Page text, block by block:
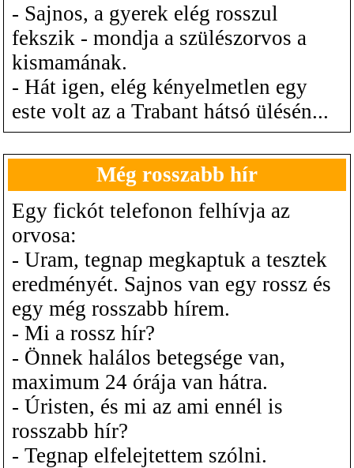
- Sajnos, a gyerek elég rosszul
fekszik - mondja a szülészorvos a
kismamának.
- Hát igen, elég kényelmetlen egy
este volt az a Trabant hátsó ülésén...
Még rosszabb hír
Egy fickót telefonon felhívja az
orvosa:
- Uram, tegnap megkaptuk a tesztek
eredményét. Sajnos van egy rossz és
egy még rosszabb hírem.
- Mi a rossz hír?
- Önnek halálos betegsége van,
maximum 24 órája van hátra.
- Úristen, és mi az ami ennél is
rosszabb hír?
- Tegnap elfelejtettem szólni.